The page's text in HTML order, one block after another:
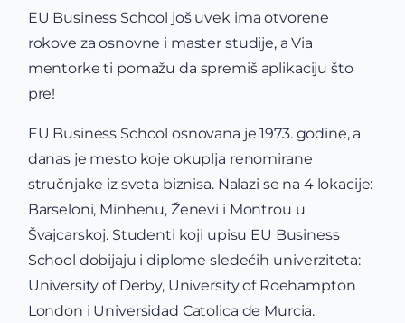
EU Business School još uvek ima otvorene
rokove za osnovne i master studije, a Via
mentorke ti pomažu da spremiš aplikaciju što
pre!
EU Business School osnovana je 1973. godine, a
danas je mesto koje okuplja renomirane
stručnjake iz sveta biznisa. Nalazi se na 4 lokacije:
Barseloni, Minhenu, Ženevi i Montrou u
Švajcarskoj. Studenti koji upisu EU Business
School dobijaju i diplome sledećih univerziteta:
University of Derby, University of Roehampton
London i Universidad Catolica de Murcia.